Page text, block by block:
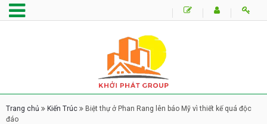
Trang chủ Kiến Trúc
Biệt thự ở Phan Rang lên báo Mỹ vì thiết kế quá độc
đáo